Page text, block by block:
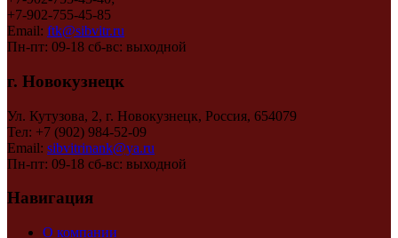
+7-902-755-45-85
Email: ftk@sibvitr.ru
Пн-пт: 09-18 сб-вс: выходной
г. Новокузнецк
Ул. Кутузова, 2, г. Новокузнецк, Россия, 654079
Тел: +7 (902) 984-52-09
Email: sibvitrinank@ya.ru
Пн-пт: 09-18 сб-вс: выходной
Навигация
О компании